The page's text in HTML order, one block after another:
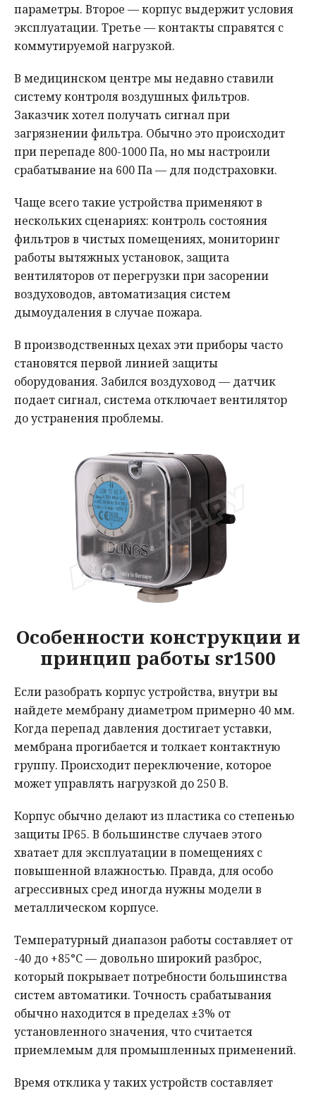
параметры. Второе — корпус выдержит условия
эксплуатации. Третье — контакты справятся с
коммутируемой нагрузкой.
В медицинском центре мы недавно ставили
систему контроля воздушных фильтров.
Заказчик хотел получать сигнал при
загрязнении фильтра. Обычно это происходит
при перепаде 800-1000 Па, но мы настроили
срабатывание на 600 Па — для подстраховки.
Чаще всего такие устройства применяют в
нескольких сценариях: контроль состояния
фильтров в чистых помещениях, мониторинг
работы вытяжных установок, защита
вентиляторов от перегрузки при засорении
воздуховодов, автоматизация систем
дымоудаления в случае пожара.
В производственных цехах эти приборы часто
становятся первой линией защиты
оборудования. Забился воздуховод — датчик
подает сигнал, система отключает вентилятор
до устранения проблемы.
Особенности конструкции и
принцип работы sr1500
Если разобрать корпус устройства, внутри вы
найдете мембрану диаметром примерно 40 мм.
Когда перепад давления достигает уставки,
мембрана прогибается и толкает контактную
группу. Происходит переключение, которое
может управлять нагрузкой до 250 В.
Корпус обычно делают из пластика со степенью
защиты IP65. В большинстве случаев этого
хватает для эксплуатации в помещениях с
повышенной влажностью. Правда, для особо
агрессивных сред иногда нужны модели в
металлическом корпусе.
Температурный диапазон работы составляет от
-40 до +85°С — довольно широкий разброс,
который покрывает потребности большинства
систем автоматики. Точность срабатывания
обычно находится в пределах ±3% от
установленного значения, что считается
приемлемым для промышленных применений.
Время отклика у таких устройств составляет